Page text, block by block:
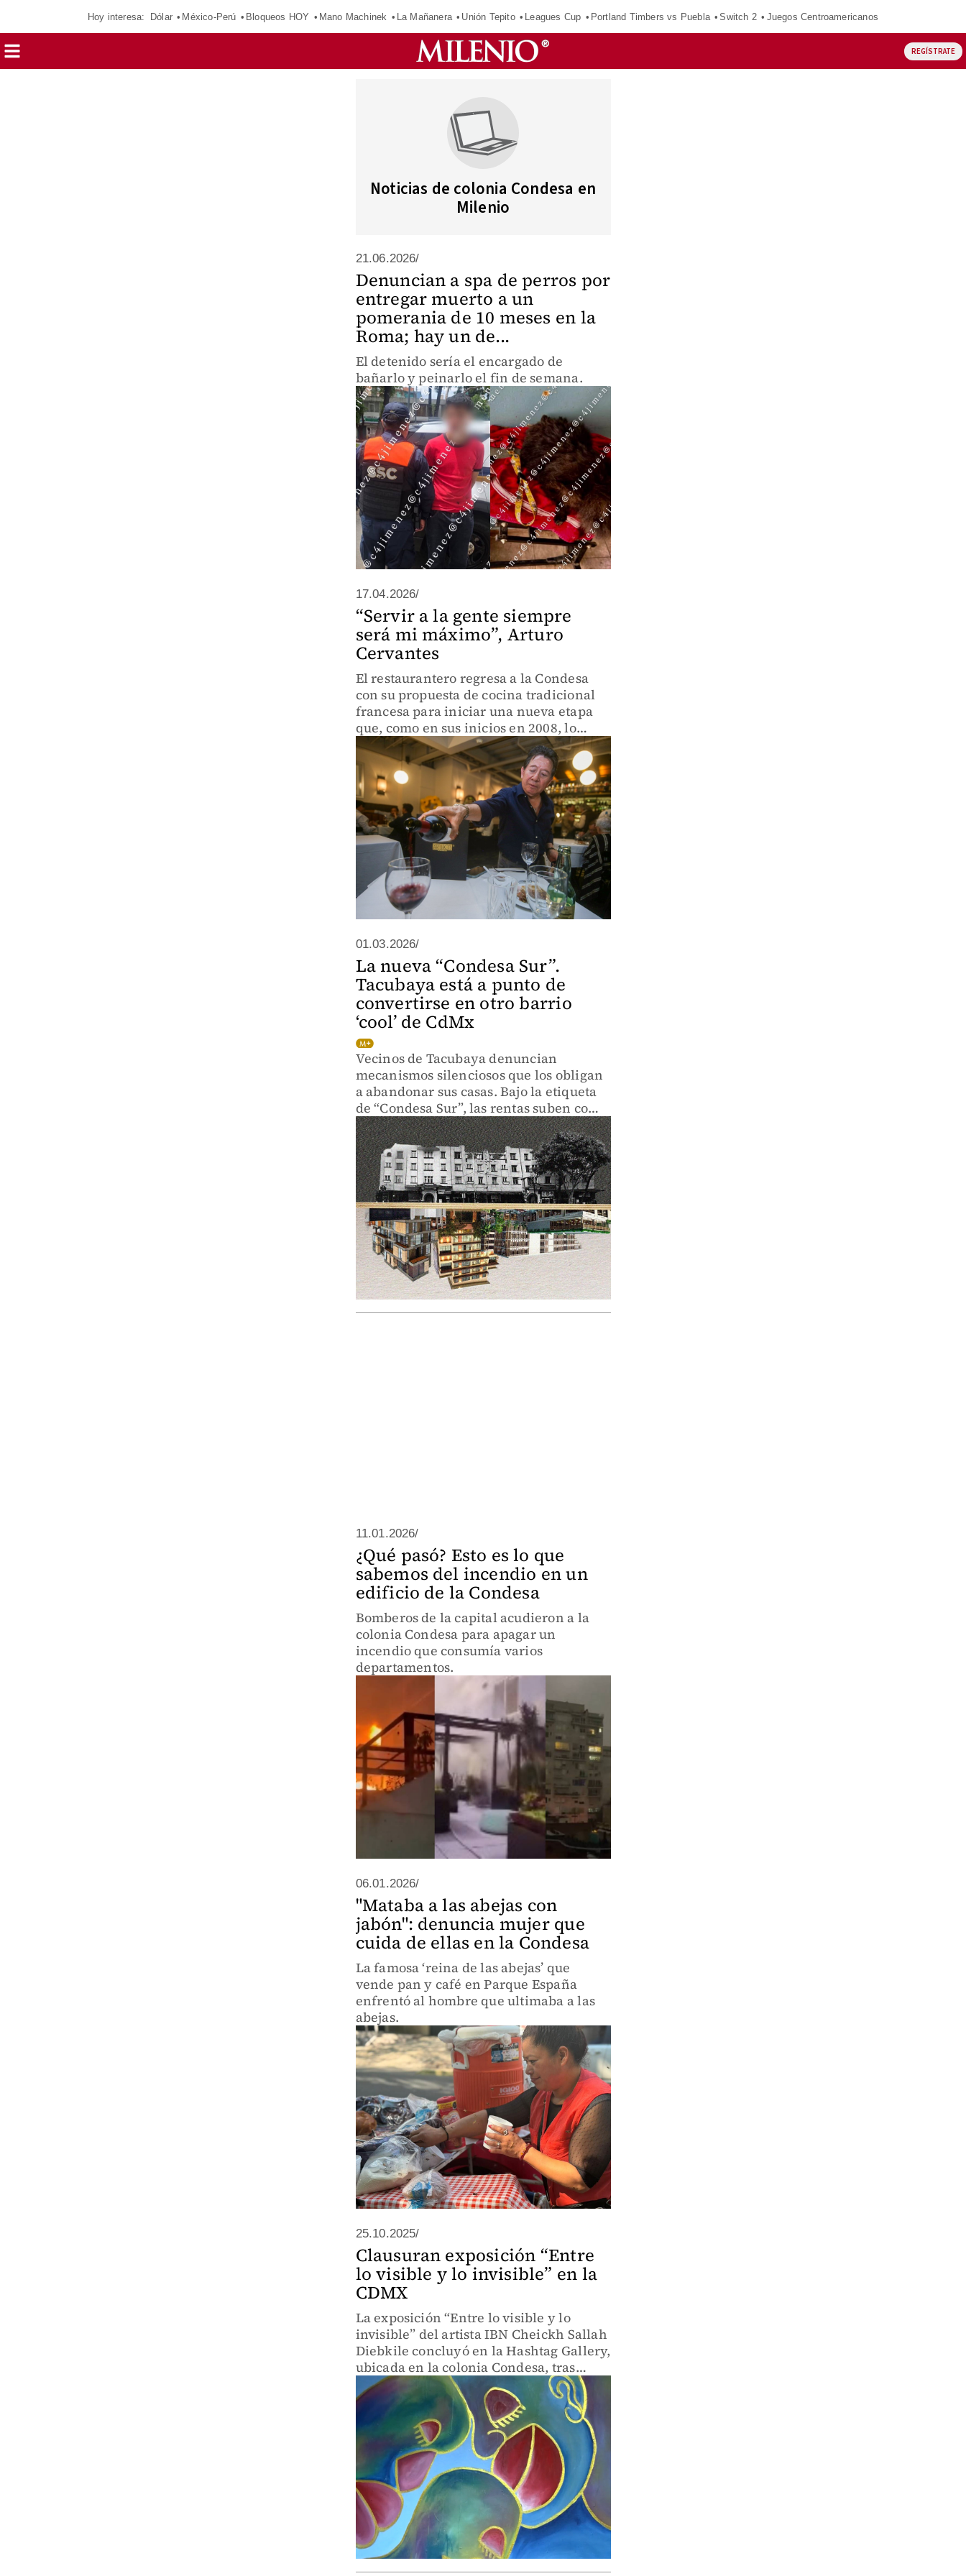
Hoy interesa: Dólar México-Perú Bloqueos HOY Mano Machinek La Mañanera Unión Tepito Leagues Cup Portland Timbers vs Puebla Switch 2 Juegos Centroamericanos
REGÍSTRATE
Noticias de colonia Condesa en
Milenio
21.06.2026/
Denuncian a spa de perros por
entregar muerto a un
pomerania de 10 meses en la
Roma; hay un de...
El detenido sería el encargado de
bañarlo y peinarlo el fin de semana.
17.04.2026/
“Servir a la gente siempre
será mi máximo”, Arturo
Cervantes
El restaurantero regresa a la Condesa
con su propuesta de cocina tradicional
francesa para iniciar una nueva etapa
que, como en sus inicios en 2008, lo
tiene muy entusiasmado
01.03.2026/
La nueva “Condesa Sur”.
Tacubaya está a punto de
convertirse en otro barrio
‘cool’ de CdMx
Vecinos de Tacubaya denuncian
mecanismos silenciosos que los obligan
a abandonar sus casas. Bajo la etiqueta
de “Condesa Sur”, las rentas suben como
la espuma.
11.01.2026/
¿Qué pasó? Esto es lo que
sabemos del incendio en un
edificio de la Condesa
Bomberos de la capital acudieron a la
colonia Condesa para apagar un
incendio que consumía varios
departamentos.
06.01.2026/
"Mataba a las abejas con
jabón": denuncia mujer que
cuida de ellas en la Condesa
La famosa ‘reina de las abejas’ que
vende pan y café en Parque España
enfrentó al hombre que ultimaba a las
abejas.
25.10.2025/
Clausuran exposición “Entre
lo visible y lo invisible” en la
CDMX
La exposición “Entre lo visible y lo
invisible” del artista IBN Cheickh Sallah
Diebkile concluyó en la Hashtag Gallery,
ubicada en la colonia Condesa, tras
recibir gran afluencia y reconocimiento
por su propuesta visual y conceptual.